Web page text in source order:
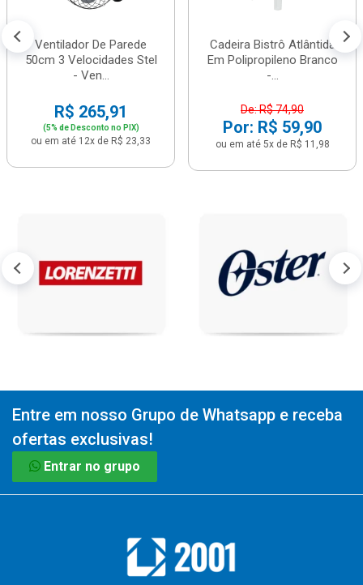
Ventilador De Parede
50cm 3 Velocidades Stel
- Ven...
R$ 265,91
(5% de Desconto no PIX)
ou em até 12x de R$ 23,33
Cadeira Bistrô Atlântida
Em Polipropileno Branco
-...
De: R$ 74,90
Por: R$ 59,90
ou em até 5x de R$ 11,98
Entre em nosso Grupo de Whatsapp e receba
ofertas exclusivas!
Entrar no grupo